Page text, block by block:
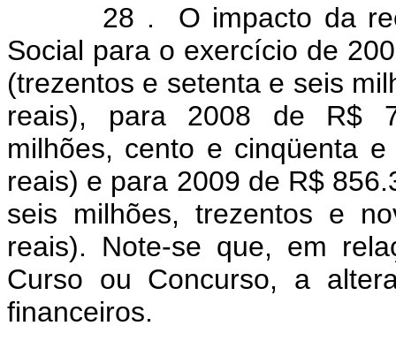
28 . O impacto da
Social para o exercício de
(trezentos e setenta e seis
reais), para 2008 de R$
milhões, cento e cinqüenta
reais) e para 2009 de R$
seis milhões, trezentos e
reais). Note-se que, em
Curso ou Concurso, a
financeiros.